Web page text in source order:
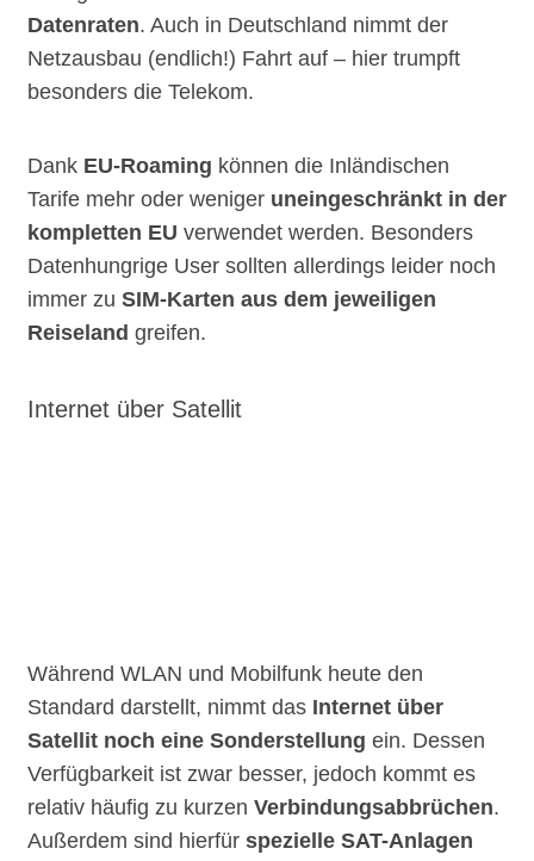
Datenraten. Auch in Deutschland nimmt der
Netzausbau (endlich!) Fahrt auf – hier trumpft
besonders die Telekom.
Dank EU-Roaming können die Inländischen
Tarife mehr oder weniger uneingeschränkt in der
kompletten EU verwendet werden. Besonders
Datenhungrige User sollten allerdings leider noch
immer zu SIM-Karten aus dem jeweiligen
Reiseland greifen.
Internet über Satellit
Während WLAN und Mobilfunk heute den
Standard darstellt, nimmt das Internet über
Satellit noch eine Sonderstellung ein. Dessen
Verfügbarkeit ist zwar besser, jedoch kommt es
relativ häufig zu kurzen Verbindungsabbrüchen.
Außerdem sind hierfür spezielle SAT-Anlagen